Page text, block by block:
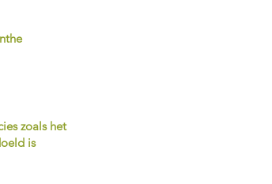
zoals het
is